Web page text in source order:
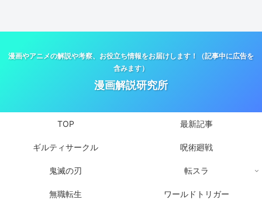
漫画やアニメの解説や考察、お役立ち情報をお届けします！（記事中に広告を
含みます）
漫画解説研究所
TOP 最新記事
ギルティサークル 呪術廻戦
鬼滅の刃 転スラ
無職転生 ワールドトリガー